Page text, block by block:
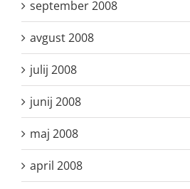
september 2008
avgust 2008
julij 2008
junij 2008
maj 2008
april 2008